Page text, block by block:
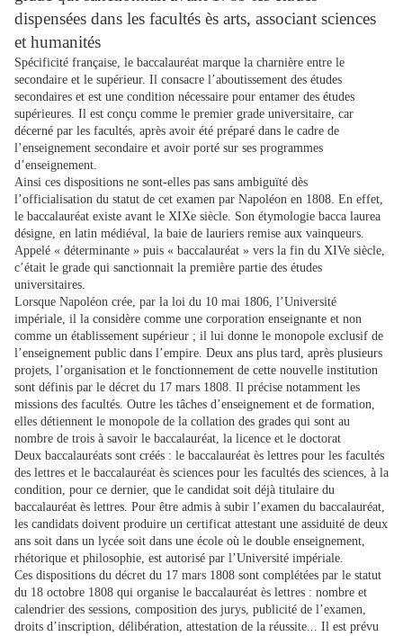
dispensées dans les facultés ès arts, associant sciences
et humanités
Spécificité française, le baccalauréat marque la charnière entre le
secondaire et le supérieur. Il consacre l’aboutissement des études
secondaires et est une condition nécessaire pour entamer des études
supérieures. Il est conçu comme le premier grade universitaire, car
décerné par les facultés, après avoir été préparé dans le cadre de
l’enseignement secondaire et avoir porté sur ses programmes
d’enseignement.
Ainsi ces dispositions ne sont-elles pas sans ambiguïté dès
l’officialisation du statut de cet examen par Napoléon en 1808. En effet,
le baccalauréat existe avant le XIXe siècle. Son étymologie bacca laurea
désigne, en latin médiéval, la baie de lauriers remise aux vainqueurs.
Appelé « déterminante » puis « baccalauréat » vers la fin du XIVe siècle,
c’était le grade qui sanctionnait la première partie des études
universitaires.
Lorsque Napoléon crée, par la loi du 10 mai 1806, l’Université
impériale, il la considère comme une corporation enseignante et non
comme un établissement supérieur ; il lui donne le monopole exclusif de
l’enseignement public dans l’empire. Deux ans plus tard, après plusieurs
projets, l’organisation et le fonctionnement de cette nouvelle institution
sont définis par le décret du 17 mars 1808. Il précise notamment les
missions des facultés. Outre les tâches d’enseignement et de formation,
elles détiennent le monopole de la collation des grades qui sont au
nombre de trois à savoir le baccalauréat, la licence et le doctorat
Deux baccalauréats sont créés : le baccalauréat ès lettres pour les facultés
des lettres et le baccalauréat ès sciences pour les facultés des sciences, à la
condition, pour ce dernier, que le candidat soit déjà titulaire du
baccalauréat ès lettres. Pour être admis à subir l’examen du baccalauréat,
les candidats doivent produire un certificat attestant une assiduité de deux
ans soit dans un lycée soit dans une école où le double enseignement,
rhétorique et philosophie, est autorisé par l’Université impériale.
Ces dispositions du décret du 17 mars 1808 sont complétées par le statut
du 18 octobre 1808 qui organise le baccalauréat ès lettres : nombre et
calendrier des sessions, composition des jurys, publicité de l’examen,
droits d’inscription, délibération, attestation de la réussite... Il est prévu